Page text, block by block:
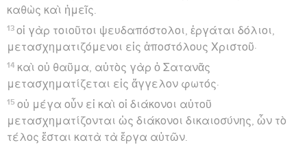
καθὼς καὶ ἡμεῖς.
13 οἱ γὰρ τοιοῦτοι ψευδαπόστολοι, ἐργάται δόλιοι,
μετασχηματιζόμενοι εἰς ἀποστόλους Χριστοῦ·
14 καὶ οὐ θαῦμα, αὐτὸς γὰρ ὁ Σατανᾶς
μετασχηματίζεται εἰς ἄγγελον φωτός·
15 οὐ μέγα οὖν εἰ καὶ οἱ διάκονοι αὐτοῦ
μετασχηματίζονται ὡς διάκονοι δικαιοσύνης, ὧν τὸ
τέλος ἔσται κατὰ τὰ ἔργα αὐτῶν.